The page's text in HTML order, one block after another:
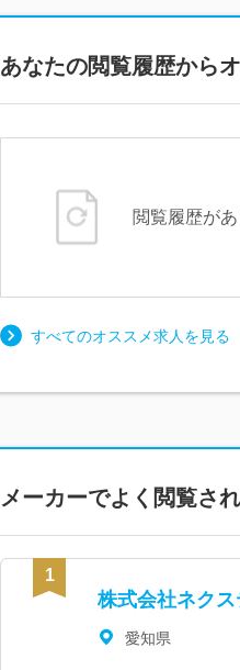
あなたの閲覧履歴から
閲覧履歴が
すべてのオススメ求人を見る
メーカーでよく閲覧さ
株式会社ネク
愛知県